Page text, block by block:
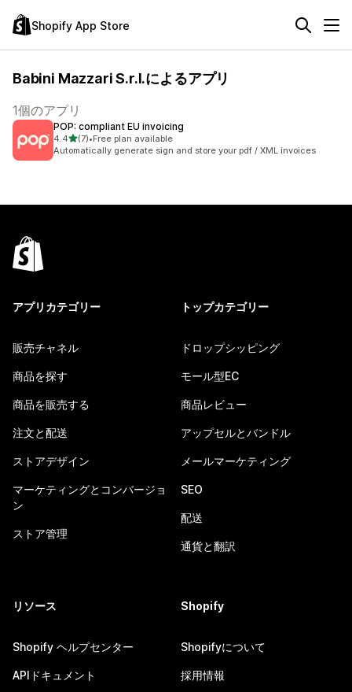
Shopify App Store
Babini Mazzari S.r.l.によるアプリ
1個のアプリ
POP: compliant EU invoicing
4.45つ星中
(7)
合計レビュー数：7件
•Free plan available
Automatically generate sign and store your pdf / XML invoices
アプリカテゴリー
販売チャネル
商品を探す
商品を販売する
注文と配送
ストアデザイン
マーケティングとコンバージョ
ン
ストア管理
トップカテゴリー
ドロップシッピング
モール型EC
商品レビュー
アップセルとバンドル
メールマーケティング
SEO
配送
通貨と翻訳
リソース
Shopify ヘルプセンター
APIドキュメント
Shopify
Shopifyについて
採用情報